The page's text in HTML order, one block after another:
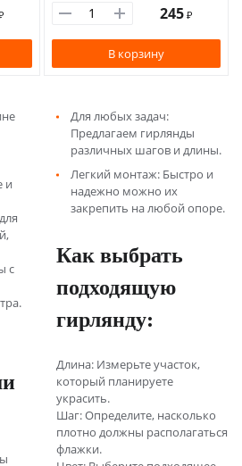
245 ₽
В корзину
и
с
Для любых задач:
Предлагаем гирлянды
различных шагов и длины.
Легкий монтаж: Быстро и
надежно можно их
закрепить на любой опоре.
Как выбрать
подходящую
гирлянду:
Длина: Измерьте участок,
который планируете
украсить.
Шаг: Определите, насколько
плотно должны располагаться
флажки.